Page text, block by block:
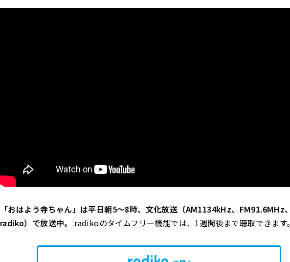
「おはよう寺ちゃん」は平日朝5～8時、文化放送（AM1134kHz、FM91.6MHz、
radiko）で放送中。 radikoのタイムフリー機能では、1週間後まで聴取できます。